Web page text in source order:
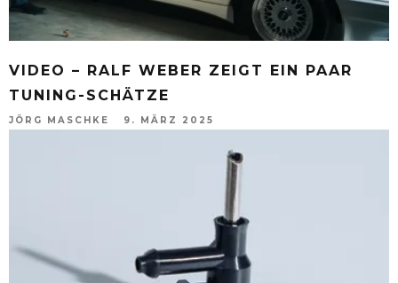
VIDEO – RALF WEBER ZEIGT EIN PAAR
TUNING-SCHÄTZE
JÖRG MASCHKE 9. MÄRZ 2025